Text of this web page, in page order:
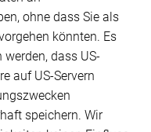
ohne dass Sie als
könnten. Es
dass US-
auf US-Servern
speichern. Wir